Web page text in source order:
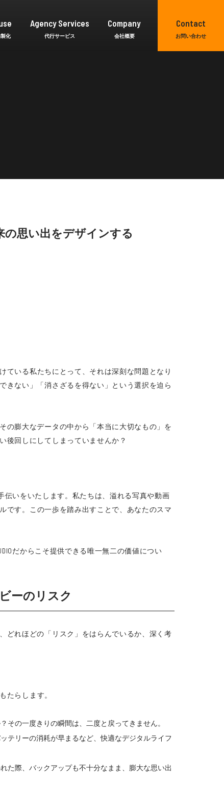
Agency Services Company Contact
の思い出をデザインする
ている私たちにとって、それは深刻な問題となり
きない」「消さざるを得ない」という選択を迫ら
の膨大なデータの中から「本当に大切なもの」を
後回しにしてしまっていませんか？
いをいたします。私たちは、溢れる写真や動画
です。この一歩を踏み出すことで、あなたのスマ
だからこそ提供できる唯一無二の価値につい
ーのリスク
どれほどの「リスク」をはらんでいるか、深く考
たらします。
の一度きりの瞬間は、二度と戻ってきません。
テリーの消耗が早まるなど、快適なデジタルライフ
た際、バックアップも不十分なまま、膨大な思い出